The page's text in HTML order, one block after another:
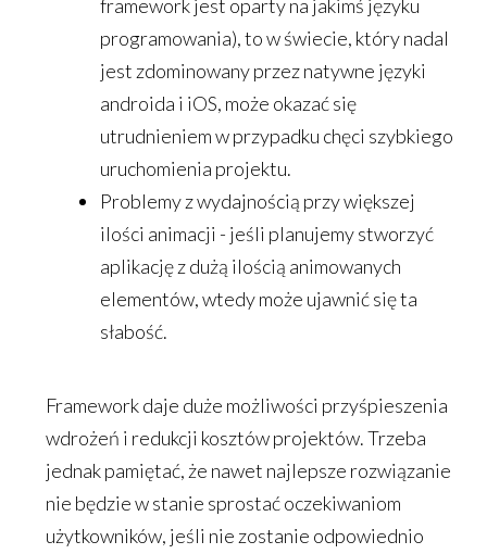
framework jest oparty na jakimś języku
programowania), to w świecie, który nadal
jest zdominowany przez natywne języki
androida i iOS, może okazać się
utrudnieniem w przypadku chęci szybkiego
uruchomienia projektu.
Problemy z wydajnością przy większej
ilości animacji - jeśli planujemy stworzyć
aplikację z dużą ilością animowanych
elementów, wtedy może ujawnić się ta
słabość.
Framework daje duże możliwości przyśpieszenia
wdrożeń i redukcji kosztów projektów. Trzeba
jednak pamiętać, że nawet najlepsze rozwiązanie
nie będzie w stanie sprostać oczekiwaniom
użytkowników, jeśli nie zostanie odpowiednio